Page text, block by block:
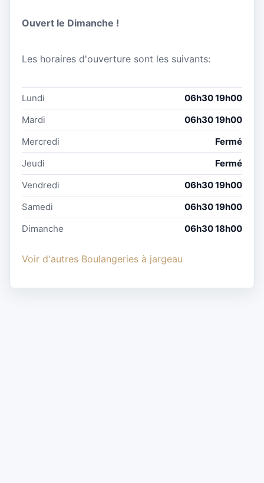
Ouvert le Dimanche !
Les horaires d'ouverture sont les suivants:
Lundi
06h30 19h00
Mardi
06h30 19h00
Mercredi
Fermé
Jeudi
Fermé
Vendredi
06h30 19h00
Samedi
06h30 19h00
Dimanche
06h30 18h00
Voir d'autres Boulangeries à jargeau